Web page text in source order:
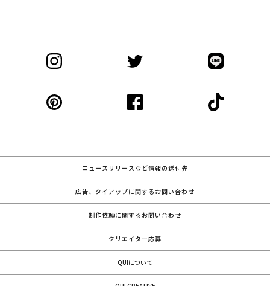
ニュースリリースなど情報の送付先
広告、タイアップに関するお問い合わせ
制作依頼に関するお問い合わせ
クリエイター応募
QUIについて